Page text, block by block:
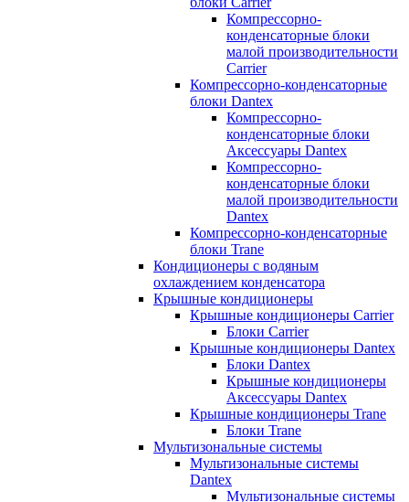
Компрессорно-
конденсаторные блоки
малой производительности
Carrier
Компрессорно-конденсаторные
блоки Dantex
Компрессорно-
конденсаторные блоки
Аксессуары Dantex
Компрессорно-
конденсаторные блоки
малой производительности
Dantex
Компрессорно-конденсаторные
блоки Trane
Кондиционеры с водяным
охлаждением конденсатора
Крышные кондиционеры
Крышные кондиционеры Carrier
Блоки Carrier
Крышные кондиционеры Dantex
Блоки Dantex
Крышные кондиционеры
Аксессуары Dantex
Крышные кондиционеры Trane
Блоки Trane
Мультизональные системы
Мультизональные системы
Dantex
Мультизональные системы